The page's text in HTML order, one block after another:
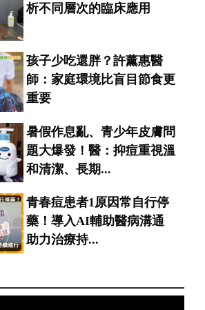
析不同層次的臨床應用
孩子少吃還胖？許薰惠醫
師：家庭環境比盲目節食更
重要
暑假作息亂、青少年皮膚問
題大爆發！醫：抑痘重視溫
和清潔、長期...
青春痘患者1原因常自行停
藥！導入AI輔助醫病溝通
助力治療持...